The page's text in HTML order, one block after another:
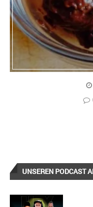
UNSEREN PODCAST